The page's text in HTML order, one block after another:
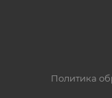
Политика